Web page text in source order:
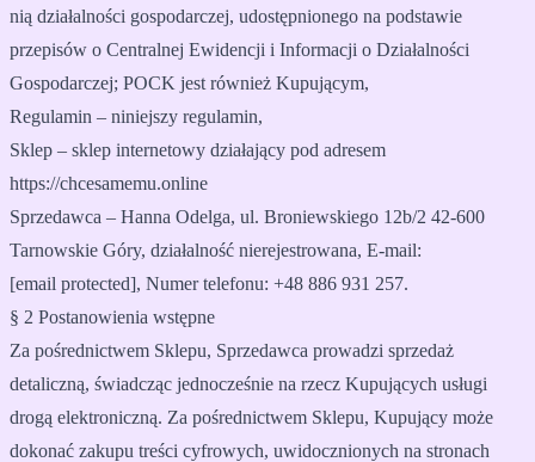
nią działalności gospodarczej, udostępnionego na podstawie
przepisów o Centralnej Ewidencji i Informacji o Działalności
Gospodarczej; POCK jest również Kupującym,
Regulamin – niniejszy regulamin,
Sklep – sklep internetowy działający pod adresem
https://chcesamemu.online
Sprzedawca – Hanna Odelga, ul. Broniewskiego 12b/2 42-600
Tarnowskie Góry, działalność nierejestrowana, E-mail:
[email protected], Numer telefonu: +48 886 931 257.
§ 2 Postanowienia wstępne
Za pośrednictwem Sklepu, Sprzedawca prowadzi sprzedaż
detaliczną, świadcząc jednocześnie na rzecz Kupujących usługi
drogą elektroniczną. Za pośrednictwem Sklepu, Kupujący może
dokonać zakupu treści cyfrowych, uwidocznionych na stronach